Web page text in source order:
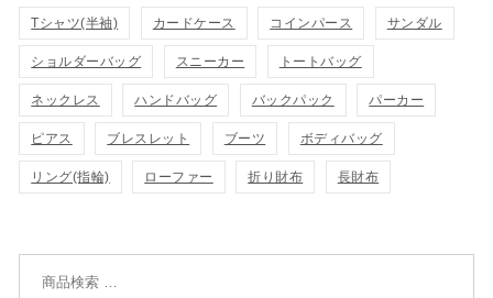
Tシャツ(半袖) カードケース コインパース サンダル
ショルダーバッグ スニーカー トートバッグ
ネックレス ハンドバッグ バックパック パーカー
ピアス ブレスレット ブーツ ボディバッグ
リング(指輪) ローファー 折り財布 長財布